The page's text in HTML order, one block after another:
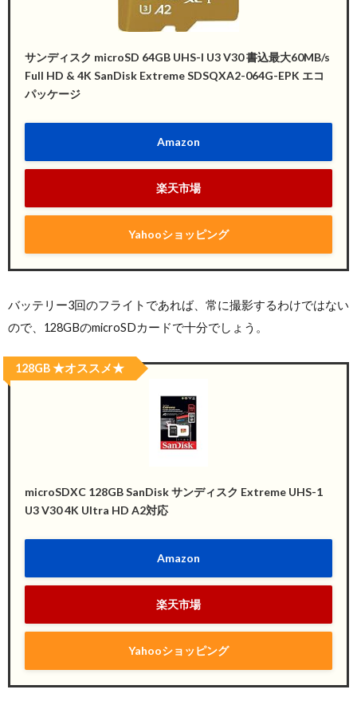
サンディスク microSD 64GB UHS-I U3 V30 書込最大60MB/s
Full HD & 4K SanDisk Extreme SDSQXA2-064G-EPK エコ
パッケージ
Amazon
楽天市場
Yahooショッピング
バッテリー3回のフライトであれば、常に撮影するわけではない
ので、128GBのmicroSDカードで十分でしょう。
microSDXC 128GB SanDisk サンディスク Extreme UHS-1
U3 V30 4K Ultra HD A2対応
Amazon
楽天市場
Yahooショッピング
128GB ★オススメ★